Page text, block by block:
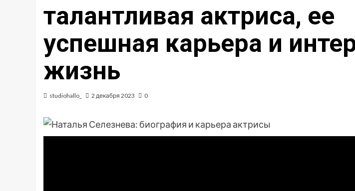
талантливая актриса, ее
успешная карьера и
жизнь
studiohallo_ 2 декабря 2023 0